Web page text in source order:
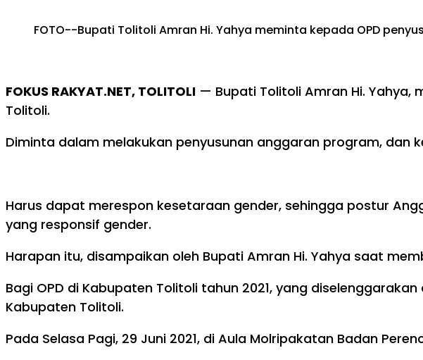
FOTO--Bupati Tolitoli Amran Hi. Yahya meminta kepada OPD
FOKUS RAKYAT.NET, TOLITOLI — Bupati Tolitoli Amran Hi. Yahya,
Tolitoli.
Diminta dalam melakukan penyusunan anggaran program, dan
Harus dapat merespon kesetaraan gender, sehingga postur
yang responsif gender.
Harapan itu, disampaikan oleh Bupati Amran Hi. Yahya saat
Bagi OPD di Kabupaten Tolitoli tahun 2021, yang
Kabupaten Tolitoli.
Pada Selasa Pagi, 29 Juni 2021, di Aula Molripakatan Badan